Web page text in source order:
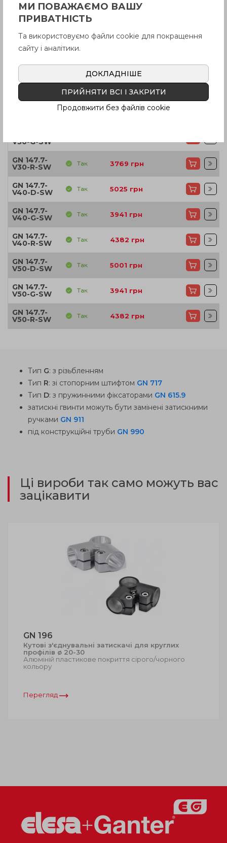
GN 147.7-
V25-D-SW Так 4118грн
V25-G-SW
GN 147.7- Так
Так 4118грн
V30-G-SW
GN 147.7-
V30-R-SW Так 3769 грн
GN 147.7-
V40-D-SW Так 5025 грн
GN 147.7-
V40-G-SW Так 3941 грн
GN 147.7-
V40-R-SW Так 4382 грн
GN 147.7-
V50-D-SW Так 5001 грн
GN 147.7-
V50-G-SW Так 3941 грн
GN 147.7-
V50-R-SW Так 4382 грн
Тип G: з різьбленням
Тип R: зі стопорним штифтом GN 717
Тип D: з пружинними фіксаторами GN 615.9
затискні гвинти можуть бути замінені затискними
ручками GN 911
під конструкційні труби GN 990
Ці вироби так само можуть вас
зацікавити
GN 196
Кутові з'єднувальні затискачі для круглих
профілів ø 20-30
Алюміній пластикове покриття сірого/чорного
кольору
Перегляд
МИ ПОВАЖАЄМО ВАШУ
ПРИВАТНІСТЬ
Та використовуємо файли cookie для покращення
сайту і аналітики.
ДОКЛАДНІШЕ
ПРИЙНЯТИ ВСІ І ЗАКРИТИ
Продовжити без файлів cookie